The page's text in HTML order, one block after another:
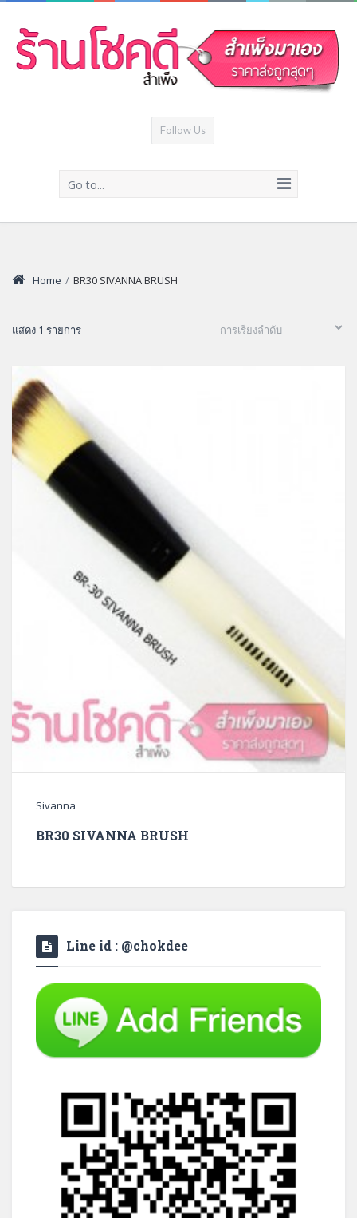
Follow Us
Go to...
Home / BR30 SIVANNA BRUSH
แสดง 1 รายการ
Sivanna
BR30 SIVANNA BRUSH
Line id : @chokdee